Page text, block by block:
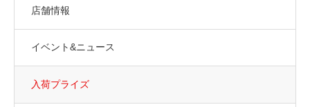
店舗情報
イベント&ニュース
入荷プライズ